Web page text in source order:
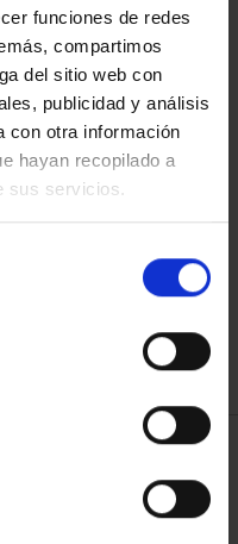
funciones de redes
compartimos
del sitio web con
publicidad y análisis
con otra información
hayan recopilado a
sus servicios.